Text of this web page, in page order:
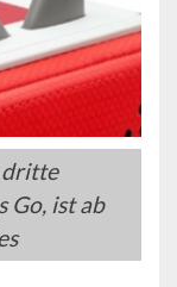
dritte
Go, ist ab